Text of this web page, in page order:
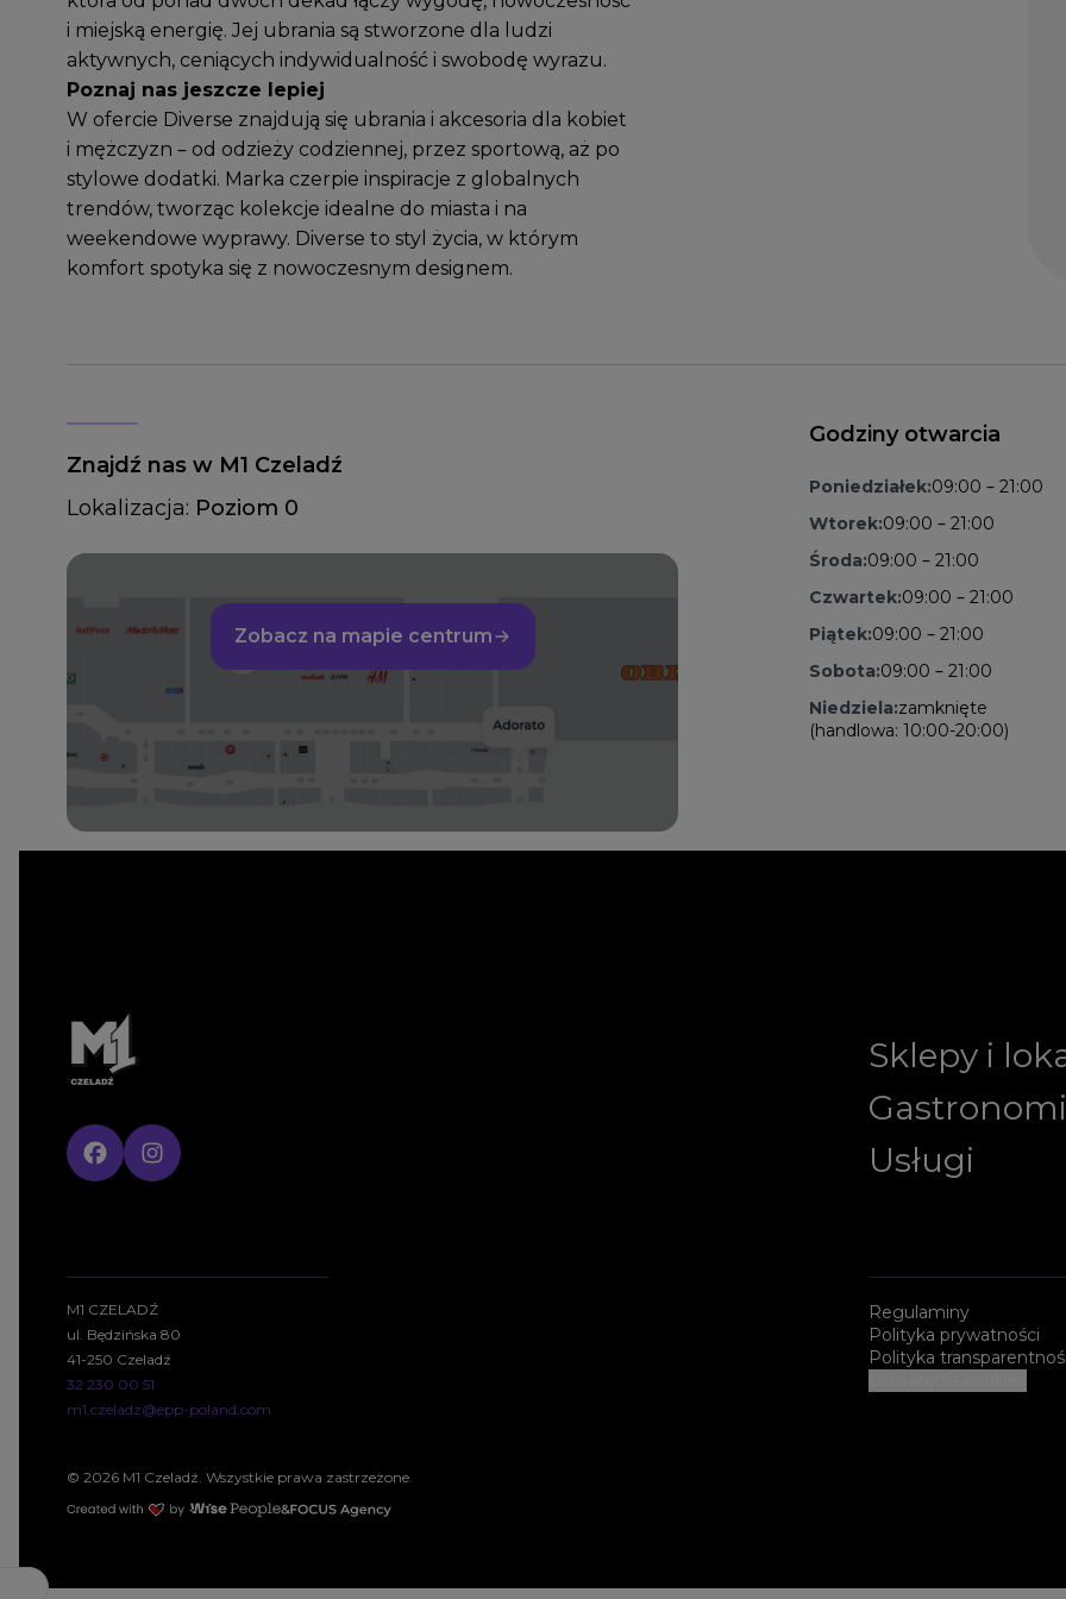
i miejską energię. Jej ubrania są stworzone dla ludzi
aktywnych, ceniących indywidualność i swobodę wyrazu.
Poznaj nas jeszcze lepiej
W ofercie Diverse znajdują się ubrania i akcesoria dla kobiet
i mężczyzn – od odzieży codziennej, przez sportową, aż po
stylowe dodatki. Marka czerpie inspiracje z globalnych
trendów, tworząc kolekcje idealne do miasta i na
weekendowe wyprawy. Diverse to styl życia, w którym
komfort spotyka się z nowoczesnym designem.
Znajdź nas w M1 Czeladź
Lokalizacja: Poziom 0
Zobacz na mapie centrum
Godziny otwarcia
Poniedziałek:09:00 – 21:00
Wtorek:09:00 – 21:00
Środa:09:00 – 21:00
Czwartek:09:00 – 21:00
Piątek:09:00 – 21:00
Sobota:09:00 – 21:00
Niedziela:zamknięte
(handlowa: 10:00-20:00)
Sklepy i
Usługi
M1 CZELADŹ
ul. Będzińska 80
41-250 Czeladź
32 230 00 51
m1.czeladz@epp-poland.com
Regulaminy
Polityka prywatności
Polityka
© 2026 M1 Czeladź. Wszystkie prawa zastrzeżone.